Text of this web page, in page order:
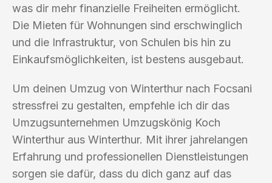
was dir mehr finanzielle Freiheiten ermöglicht.
Die Mieten für Wohnungen sind erschwinglich
und die Infrastruktur, von Schulen bis hin zu
Einkaufsmöglichkeiten, ist bestens ausgebaut.
Um deinen Umzug von Winterthur nach Focsani
stressfrei zu gestalten, empfehle ich dir das
Umzugsunternehmen Umzugskönig Koch
Winterthur aus Winterthur. Mit ihrer jahrelangen
Erfahrung und professionellen Dienstleistungen
sorgen sie dafür, dass du dich ganz auf das